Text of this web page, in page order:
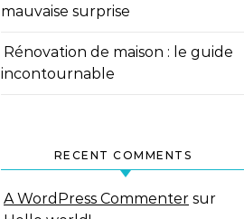
mauvaise surprise
Rénovation de maison : le guide
incontournable
RECENT COMMENTS
A WordPress Commenter sur